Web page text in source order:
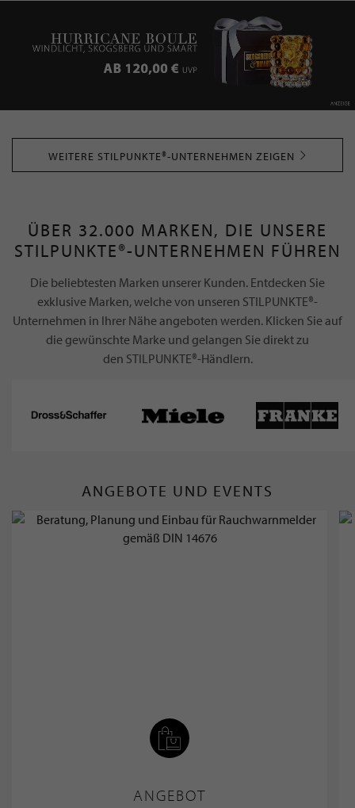
WEITERE STILPUNKTE®-UNTERNEHMEN ZEIGEN
ÜBER 32.000 MARKEN, DIE UNSERE
STILPUNKTE®-UNTERNEHMEN FÜHREN
Die beliebtesten Marken unserer Kunden. Entdecken Sie
exklusive Marken, welche von unseren STILPUNKTE®-
Unternehmen in Ihrer Nähe angeboten werden. Klicken Sie auf
die gewünschte Marke und gelangen Sie direkt zu
den STILPUNKTE®-Händlern.
ANGEBOTE UND EVENTS
ANGEBOT